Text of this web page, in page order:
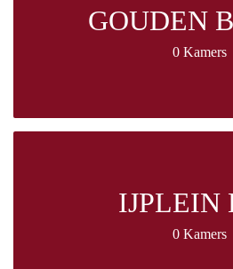
GOUDEN
0 Kamers
IJPLEIN
0 Kamers